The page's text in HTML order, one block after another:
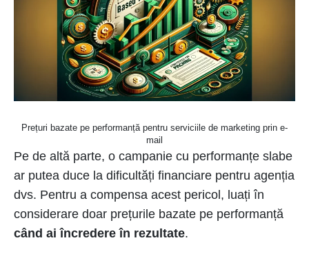
Prețuri bazate pe performanță pentru serviciile de marketing prin e-
mail
Pe de altă parte, o campanie cu performanțe slabe
ar putea duce la dificultăți financiare pentru agenția
dvs. Pentru a compensa acest pericol, luați în
considerare doar prețurile bazate pe performanță
când ai încredere în rezultate.